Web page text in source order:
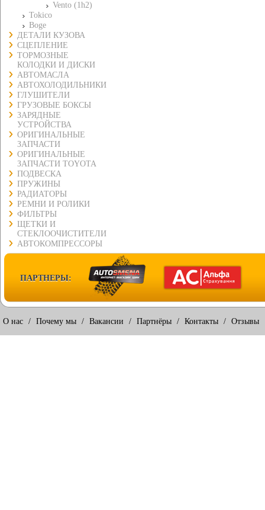
Vento (1h2)
Tokico
Boge
ДЕТАЛИ КУЗОВА
СЦЕПЛЕНИЕ
ТОРМОЗНЫЕ
КОЛОДКИ И ДИСКИ
АВТОМАСЛА
АВТОХОЛОДИЛЬНИКИ
ГЛУШИТЕЛИ
ГРУЗОВЫЕ БОКСЫ
ЗАРЯДНЫЕ
УСТРОЙСТВА
ОРИГИНАЛЬНЫЕ
ЗАПЧАСТИ
ОРИГИНАЛЬНЫЕ
ЗАПЧАСТИ TOYOTA
ПОДВЕСКА
ПРУЖИНЫ
РАДИАТОРЫ
РЕМНИ И РОЛИКИ
ФИЛЬТРЫ
ЩЕТКИ И
СТЕКЛООЧИСТИТЕЛИ
АВТОКОМПРЕССОРЫ
ПАРТНЕРЫ:
О нас / Почему мы / Вакансии / Партнёры / Контакты / Отзывы